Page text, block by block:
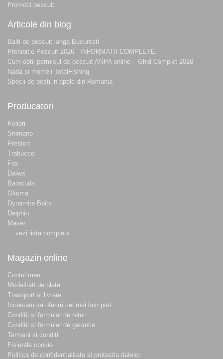
Promotii pescuit
Articole din blog
Balti de pescuit langa Bucuresti
Prohibitie Pescuit 2026 - INFORMATII COMPLETE
Cum obtii permisul de pescuit ANPA online – Ghid Complet 2026
Nada si momeli TotalFishing
Specii de pesti in apele din Romania
Producatori
Kolibri
Shimano
Preston
Trabucco
Fox
Daiwa
Baracuda
Okuma
Dynamite Baits
Delphin
Maver
... vezi lista completa
Magazin online
Contul meu
Modalitati de plata
Transport si livrare
Incercam sa oferim cel mai bun pret
Conditii si formular de retur
Conditii si formular de garantie
Termeni si conditii
Fisierele cookie
Politica de confidentialitate si protectia datelor